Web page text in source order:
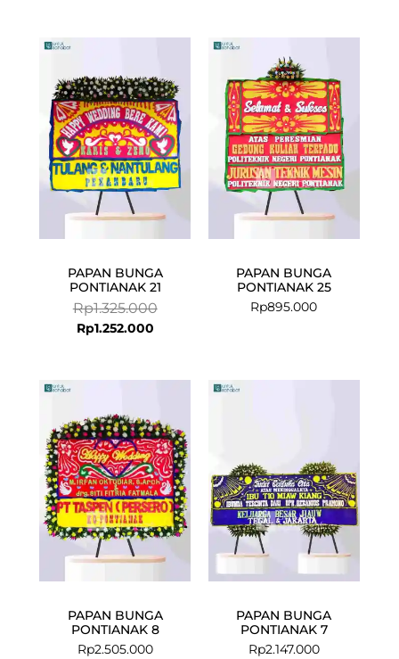
PAPAN BUNGA
PONTIANAK 21
Rp1.325.000
was:
Rp1.325.000.
Rp1.252.000
is:
Rp1.252.000.
PAPAN BUNGA
PONTIANAK 25
Rp895.000
PAPAN BUNGA
PONTIANAK 8
Rp2.505.000
PAPAN BUNGA
PONTIANAK 7
Rp2.147.000